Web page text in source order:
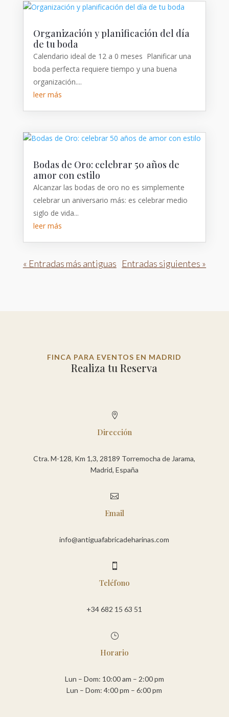
Organización y planificación del día
de tu boda
Calendario ideal de 12 a 0 meses Planificar una
boda perfecta requiere tiempo y una buena
organización....
leer más
Bodas de Oro: celebrar 50 años de
amor con estilo
Alcanzar las bodas de oro no es simplemente
celebrar un aniversario más: es celebrar medio
siglo de vida...
leer más
« Entradas más antiguas Entradas siguientes »
FINCA PARA EVENTOS EN MADRID
Realiza tu Reserva

Dirección
Ctra. M-128, Km 1,3, 28189 Torremocha de Jarama,
Madrid, España

Email
info@antiguafabricadeharinas.com

Teléfono
+34 682 15 63 51
}
Horario
Lun – Dom: 10:00 am – 2:00 pm
Lun – Dom: 4:00 pm – 6:00 pm